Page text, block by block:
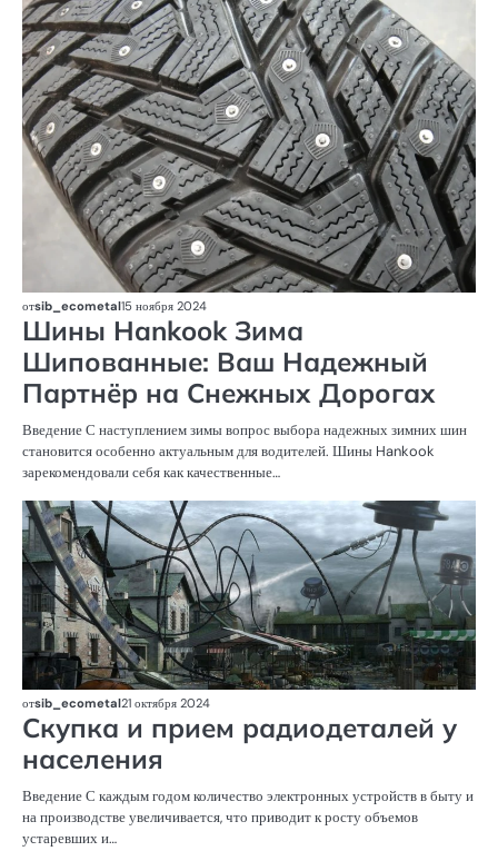
отsib_ecometal15 ноября 2024
Шины Hankook Зима
Шипованные: Ваш Надежный
Партнёр на Снежных Дорогах
Введение С наступлением зимы вопрос выбора надежных зимних шин
становится особенно актуальным для водителей. Шины Hankook
зарекомендовали себя как качественные…
отsib_ecometal21 октября 2024
Скупка и прием радиодеталей у
населения
Введение С каждым годом количество электронных устройств в быту и
на производстве увеличивается, что приводит к росту объемов
устаревших и…